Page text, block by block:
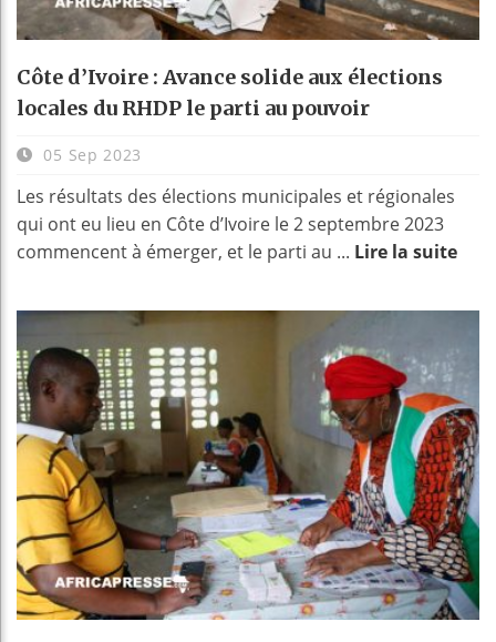
Côte d’Ivoire : Avance solide aux élections
locales du RHDP le parti au pouvoir
05 Sep 2023
Les résultats des élections municipales et régionales
qui ont eu lieu en Côte d’Ivoire le 2 septembre 2023
commencent à émerger, et le parti au ... Lire la suite